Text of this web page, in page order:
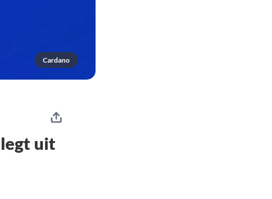
Cardano
uit